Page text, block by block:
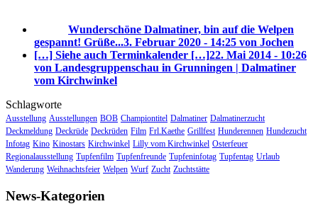
Wunderschöne Dalmatiner, bin auf die Welpen
gespannt! Grüße...3. Februar 2020 - 14:25 von Jochen
[…] Siehe auch Terminkalender […]22. Mai 2014 - 10:26
von Landesgruppenschau in Grunningen | Dalmatiner
vom Kirchwinkel
Schlagworte
Ausstellung Ausstellungen BOB Championtitel Dalmatiner Dalmatinerzucht
Deckmeldung Deckrüde Deckrüden Film Frl.Kaethe Grillfest Hunderennen Hundezucht
Infotag Kino Kinostars Kirchwinkel Lilly vom Kirchwinkel Osterfeuer
Regionalausstellung Tupfenfilm Tupfenfreunde Tupfeninfotag Tupfentag Urlaub
Wanderung Weihnachtsfeier Welpen Wurf Zucht Zuchtstätte
News-Kategorien